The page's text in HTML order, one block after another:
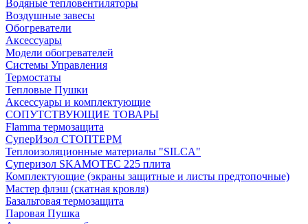
Водяные тепловентиляторы
Воздушные завесы
Обогреватели
Аксессуары
Модели обогревателей
Системы Управления
Термостаты
Тепловые Пушки
Аксессуары и комплектующие
СОПУТСТВУЮЩИЕ ТОВАРЫ
Flamma термозащита
СуперИзол СТОПТЕРМ
Теплоизоляционные материалы "SILCA"
Суперизол SKAMOTEC 225 плита
Комплектующие (экраны защитные и листы предтопочные)
Мастер флэш (скатная кровля)
Базальтовая термозащита
Паровая Пушка